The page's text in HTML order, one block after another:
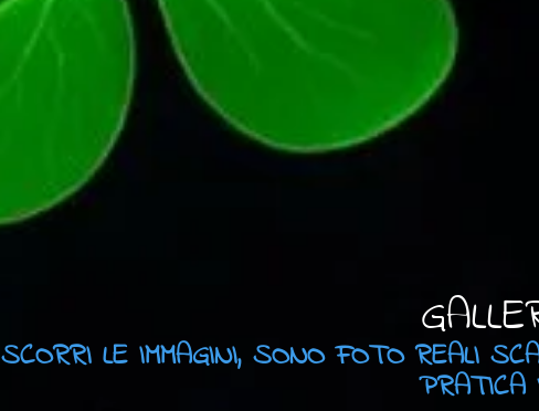
SCORRI LE IMMAGINI, SONO FOTO REALI
PRATICA